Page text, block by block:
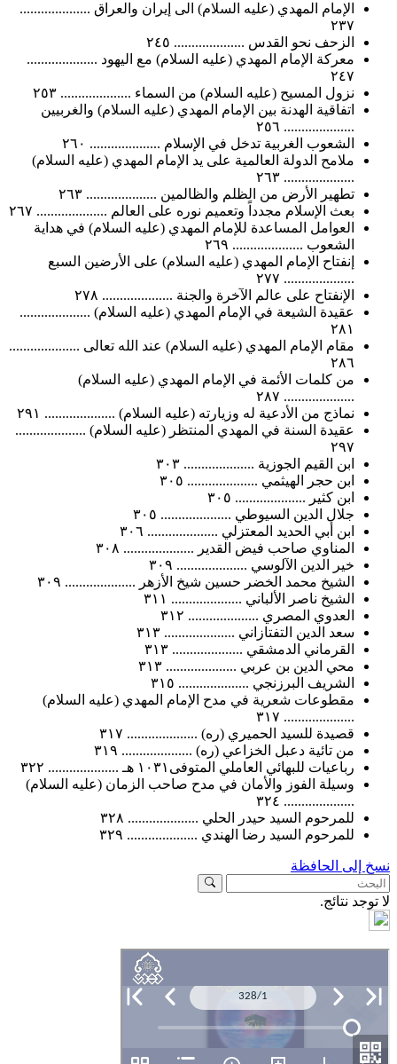
الإمام المهدي (عليه السلام) الى إيران والعراق ....................
الزحف نحو القدس .................... ٢٤٥
معركة الإمام المهدي (عليه السلام) مع اليهود ....................
نزول المسيح (عليه السلام) من السماء .................... ٢٥٣
اتفاقية الهدنة بين الإمام المهدي (عليه السلام) والغربيين
.................... ٢٥٦
الشعوب الغربية تدخل في الإسلام .................... ٢٦٠
ملامح الدولة العالمية على يد الإمام المهدي (عليه السلام)
.................... ٢٦٣
تطهير الأرض من الظلم والظالمين .................... ٢٦٣
بعث الإسلام مجدداً وتعميم نوره على العالم .................... ٢٦٧
العوامل المساعدة للإمام المهدي (عليه السلام) في هداية
الشعوب .................... ٢٦٩
إنفتاح الإمام المهدي (عليه السلام) على الأرضين السبع
.................... ٢٧٧
الإنفتاح على عالم الآخرة والجنة .................... ٢٧٨
عقيدة الشيعة في الإمام المهدي (عليه السلام) ....................
مقام الإمام المهدي (عليه السلام) عند الله تعالى ....................
من كلمات الأئمة في الإمام المهدي (عليه السلام)
.................... ٢٨٧
نماذج من الأدعية له وزيارته (عليه السلام) .................... ٢٩١
عقيدة السنة في المهدي المنتظر (عليه السلام) ....................
ابن القيم الجوزية .................... ٣٠٣
ابن حجر الهيثمي .................... ٣٠٥
ابن كثير .................... ٣٠٥
جلال الدين السيوطي .................... ٣٠٥
ابن أبي الحديد المعتزلي .................... ٣٠٦
المناوي صاحب فيض القدير .................... ٣٠٨
خير الدين الآلوسي .................... ٣٠٩
الشيخ محمد الخضر حسين شيخ الأزهر .................... ٣٠٩
الشيخ ناصر الألباني .................... ٣١١
العدوي المصري .................... ٣١٢
سعد الدين التفتازاني .................... ٣١٣
القرماني الدمشقي .................... ٣١٣
محي الدين بن عربي .................... ٣١٣
الشريف البرزنجي .................... ٣١٥
مقطوعات شعرية في مدح الإمام المهدي (عليه السلام)
.................... ٣١٧
قصيدة للسيد الحميري (ره) .................... ٣١٧
من تائية دعبل الخزاعي (ره) .................... ٣١٩
رباعيات للبهائي العاملي المتوفى١٠٣١ هـ .................... ٣٢٢
وسيلة الفوز والأمان في مدح صاحب الزمان (عليه السلام)
.................... ٣٢٤
للمرحوم السيد حيدر الحلي .................... ٣٢٨
للمرحوم السيد رضا الهندي .................... ٣٢٩
الحافظة
نتائج.